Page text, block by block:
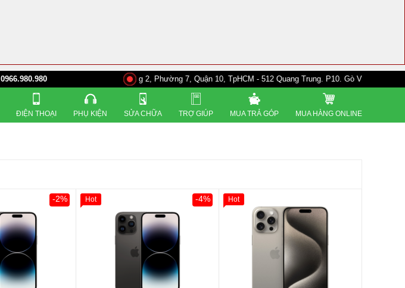
0966.980.980821 Đường 3 tháng 2, Phường 7, Quận 10, TpHCM - 512 Quang Trung. P10. Gò Vấp - 528A Trường
ĐIỆN THOẠI PHỤ KIỆN SỬA CHỮA TRỢ GIÚP MUA TRẢ GÓP MUA HÀNG ONLINE
-2% -4%
Hot Hot